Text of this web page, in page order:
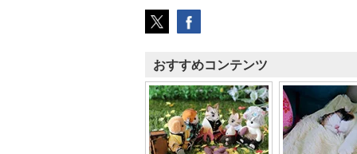
おすすめコンテンツ